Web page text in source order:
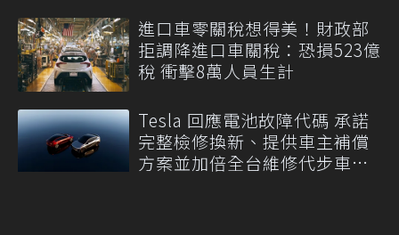
進口車零關稅想得美！財政部
拒調降進口車關稅：恐損523億
稅 衝擊8萬人員生計
Tesla 回應電池故障代碼 承諾
完整檢修換新、提供車主補償
方案並加倍全台維修代步車數